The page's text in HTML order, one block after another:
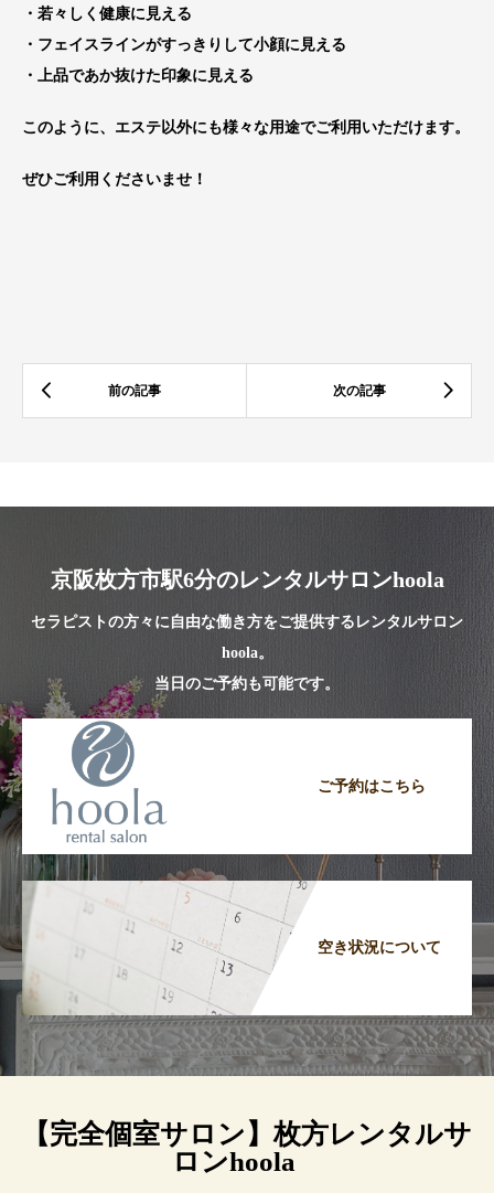
・若々しく健康に見える
・フェイスラインがすっきりして小顔に見える
・上品であか抜けた印象に見える
このように、エステ以外にも様々な用途でご利用いただけます。
ぜひご利用くださいませ！
京阪枚方市駅6分のレンタルサロンhoola
セラピストの方々に自由な働き方をご提供するレンタルサロン
hoola。
当日のご予約も可能です。
ご予約はこちら
空き状況について
【完全個室サロン】枚方レンタルサ
ロンhoola